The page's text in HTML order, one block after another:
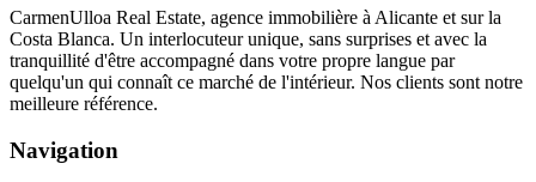
CarmenUlloa Real Estate, agence immobilière à Alicante et sur la
Costa Blanca. Un interlocuteur unique, sans surprises et avec la
tranquillité d'être accompagné dans votre propre langue par
quelqu'un qui connaît ce marché de l'intérieur. Nos clients sont notre
meilleure référence.
Navigation